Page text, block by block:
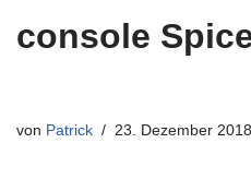
console
von Patrick 23. Dezember 2018